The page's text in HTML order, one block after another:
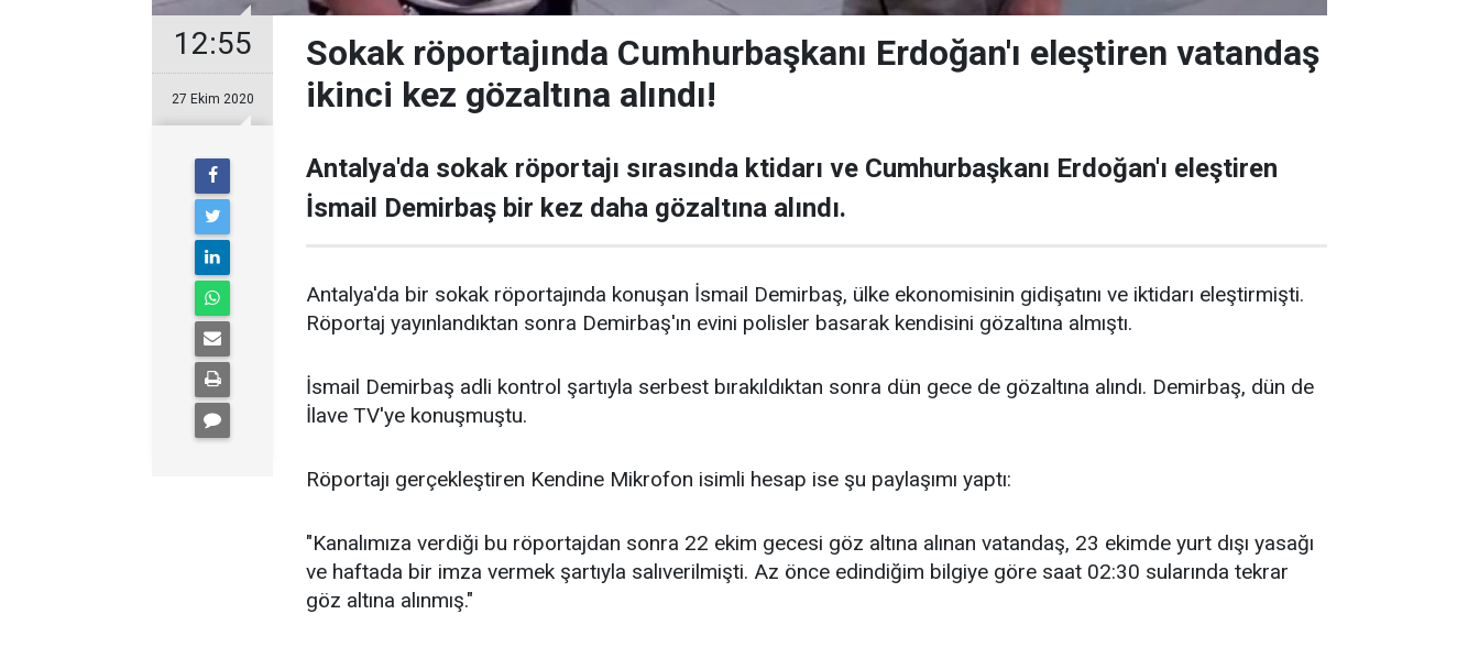
12:55
27 Ekim 2020
Sokak röportajında Cumhurbaşkanı Erdoğan'ı eleştiren vatandaş
ikinci kez gözaltına alındı!
Antalya'da sokak röportajı sırasında ktidarı ve Cumhurbaşkanı Erdoğan'ı eleştiren
İsmail Demirbaş bir kez daha gözaltına alındı.
Antalya'da bir sokak röportajında konuşan İsmail Demirbaş, ülke ekonomisinin gidişatını ve iktidarı eleştirmişti.
Röportaj yayınlandıktan sonra Demirbaş'ın evini polisler basarak kendisini gözaltına almıştı.
İsmail Demirbaş adli kontrol şartıyla serbest bırakıldıktan sonra dün gece de gözaltına alındı. Demirbaş, dün de
İlave TV'ye konuşmuştu.
Röportajı gerçekleştiren Kendine Mikrofon isimli hesap ise şu paylaşımı yaptı:
"Kanalımıza verdiği bu röportajdan sonra 22 ekim gecesi göz altına alınan vatandaş, 23 ekimde yurt dışı yasağı
ve haftada bir imza vermek şartıyla salıverilmişti. Az önce edindiğim bilgiye göre saat 02:30 sularında tekrar
göz altına alınmış."